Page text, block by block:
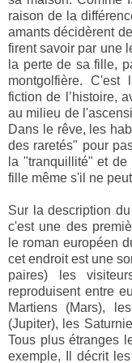
raison de la
amants décidèrent
firent savoir par une
la perte de sa fille,
montgolfière. C'est
fiction de l’histoire,
au milieu de
Dans le rêve, les
des raretés" pour
la "tranquillité" et
fille même s'il ne
Sur la description
c'est une des
le roman européen
cet endroit est une
paires) les
reproduisent entre
Martiens (Mars),
(Jupiter), les
Tous plus étranges
exemple, Il décrit